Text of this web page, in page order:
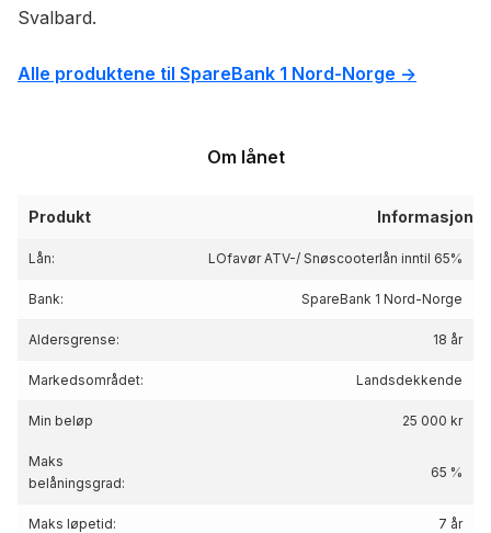
Svalbard.
Alle produktene til SpareBank 1 Nord-Norge ->
Om lånet
Produkt Informasjon
Lån: LOfavør ATV-/ Snøscooterlån inntil 65%
Bank: SpareBank 1 Nord-Norge
Aldersgrense: 18 år
Markedsområdet: Landsdekkende
Min beløp 25 000 kr
Maks
belåningsgrad:
65 %
Maks løpetid: 7 år